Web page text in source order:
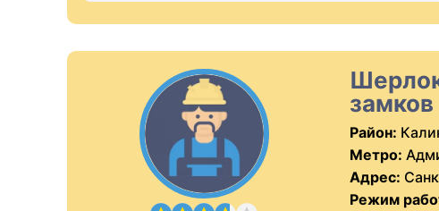
замков
Район:
Метро:
Адрес:
Режим